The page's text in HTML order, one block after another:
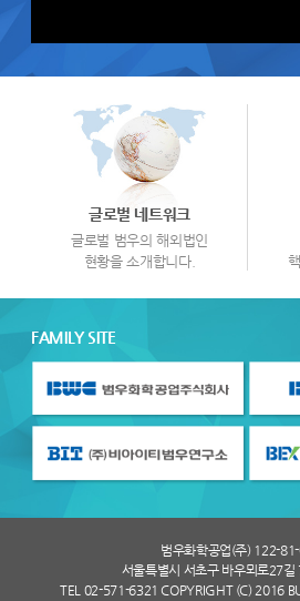
글로벌 네트워크
글로벌 범우의 해외법인
현황을 소개합니다.
FAMILY SITE
범우화학공업(주) 122-
서울특별시 서초구 바우뫼로27길
TEL 02-571-6321 COPYRIGHT (C) 2016